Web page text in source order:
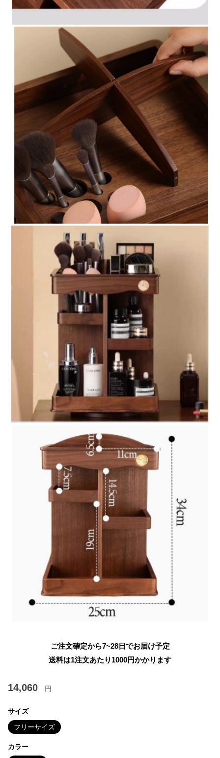
ご注文確定から7~28日でお届け予定
送料は1注文あたり 1000円かかります
14,060 円
サイズ
フリーサイズ
カラー